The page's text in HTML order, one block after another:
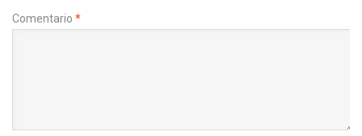
Comentario *